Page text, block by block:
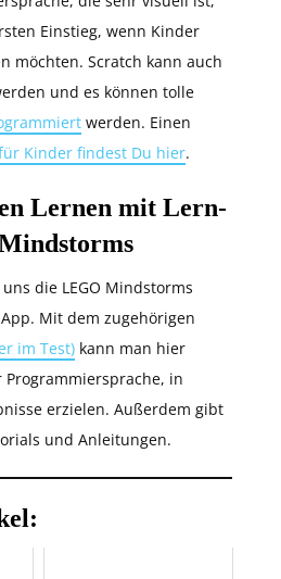
Einstieg, wenn Kinder
möchten. Scratch kann auch
und es können tolle
werden. Einen
Kinder findest Du hier.
Lernen mit Lern-
die LEGO Mindstorms
Mit dem zugehörigen
im Test) kann man hier
in
erzielen. Außerdem gibt
und Anleitungen.